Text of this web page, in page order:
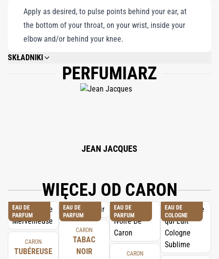
Apply as desired, to pulse points behind your ear, at
the bottom of your throat, on your wrist, inside your
elbow and/or behind your knee.
SKŁADNIKI
ALCOHOL DENAT., FRAGRANCE/PARFUM, WATER/AQUA, DIPROPYLENE
GLYCOL, LIMONENE, BUTYL METHOXYDIBENZOYLMETHANE,
ETHYLHEXYL METHOXYCINNAMATE, DIETHYLAMINO HYDROXYBENZOYL
PERFUMIARZ
JEAN JACQUES
WIĘCEJ OD CARON
EAU DE
PARFUM
CARON
TUBÉREUSE
EAU DE
PARFUM
CARON
TABAC
NOIR
EAU DE
PARFUM
CARON
EAU DE
COLOGNE